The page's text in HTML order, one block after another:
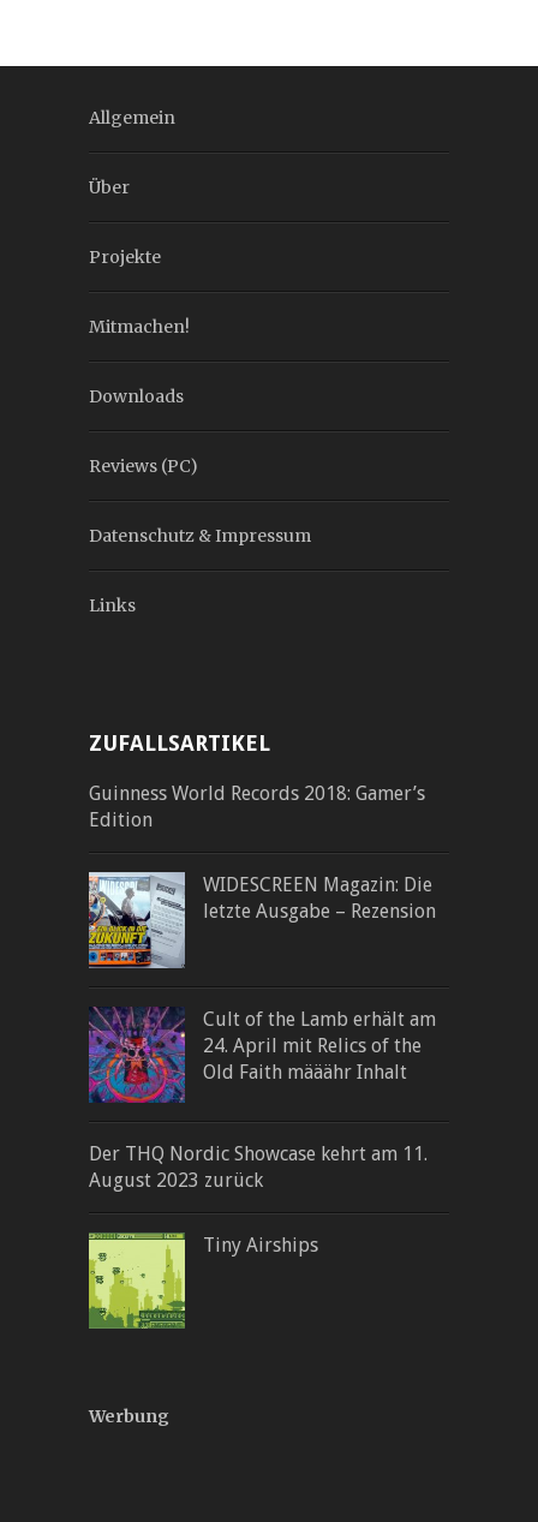
Allgemein
Über
Projekte
Mitmachen!
Downloads
Reviews (PC)
Datenschutz & Impressum
Links
ZUFALLSARTIKEL
Guinness World Records 2018: Gamer’s
Edition
WIDESCREEN Magazin: Die
letzte Ausgabe – Rezension
Cult of the Lamb erhält am
24. April mit Relics of the
Old Faith määähr Inhalt
Der THQ Nordic Showcase kehrt am 11.
August 2023 zurück
Tiny Airships
Werbung